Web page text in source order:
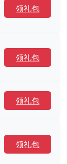
领礼包
领礼包
领礼包
领礼包